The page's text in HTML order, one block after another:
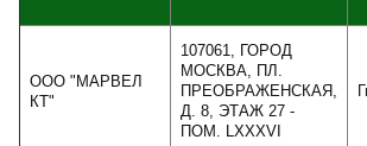
ООО "МАРВЕЛ
КТ"
107061, ГОРОД
МОСКВА, ПЛ.
ПРЕОБРАЖЕНСКАЯ,
Д. 8, ЭТАЖ 27 -
ПОМ. LXXXVI